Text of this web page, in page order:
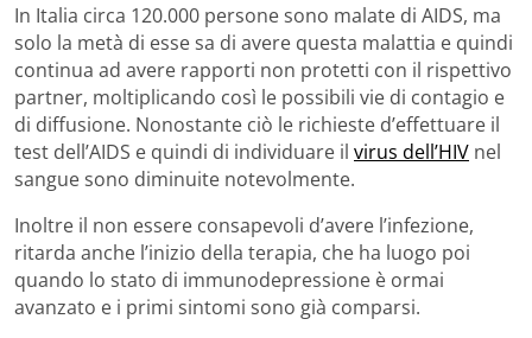
In Italia circa 120.000 persone sono malate di AIDS, ma
solo la metà di esse sa di avere questa malattia e quindi
continua ad avere rapporti non protetti con il rispettivo
partner, moltiplicando così le possibili vie di contagio e
di diffusione. Nonostante ciò le richieste d’effettuare il
test dell’AIDS e quindi di individuare il virus dell’HIV nel
sangue sono diminuite notevolmente.
Inoltre il non essere consapevoli d’avere l’infezione,
ritarda anche l’inizio della terapia, che ha luogo poi
quando lo stato di immunodepressione è ormai
avanzato e i primi sintomi sono già comparsi.